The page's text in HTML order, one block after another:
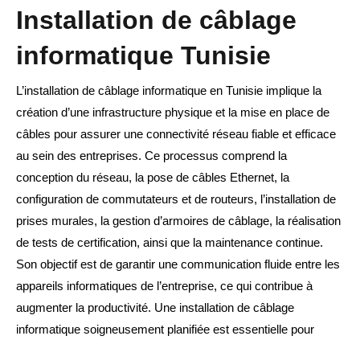
Installation de câblage
informatique Tunisie
L’installation de câblage informatique en Tunisie implique la
création d’une infrastructure physique et la mise en place de
câbles pour assurer une connectivité réseau fiable et efficace
au sein des entreprises. Ce processus comprend la
conception du réseau, la pose de câbles Ethernet, la
configuration de commutateurs et de routeurs, l’installation de
prises murales, la gestion d’armoires de câblage, la réalisation
de tests de certification, ainsi que la maintenance continue.
Son objectif est de garantir une communication fluide entre les
appareils informatiques de l’entreprise, ce qui contribue à
augmenter la productivité. Une installation de câblage
informatique soigneusement planifiée est essentielle pour